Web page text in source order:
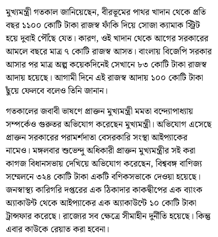
মুখ্যমন্ত্রী গতকাল জানিয়েছেন, বীরভূমের পাথর খাদান থেকে প্রতি
বছর ১১০০ কোটি টাকা রাজস্ব ফাঁকি দিয়ে সোজা ক্যামাক স্ট্রিট
হয়ে দুবাই পৌঁছে যেত। কারণ, ওই খাদান থেকে আগের সরকারের
আমলে বছরে মাত্র ৭ কোটি রাজস্ব আসত। বাংলায় বিজেপি সরকার
আসার পর মাত্র অল্প কয়েকদিনেই সেখানে ৮৩ কোটি টাকা রাজস্ব
আদায় হয়েছে। আগামী দিনে এই রাজস্ব আদায় ১০০ কোটি টাকা
ছুঁয়ে ফেলবে বলেও তিনি জানান।
গতকালের জবাবী ভাষণে প্রাক্তন মুখ্যমন্ত্রী মমতা বন্দ্যোপাধ্যায়
সম্পর্কেও গুরুতর অভিযোগ করেছেন মুখ্যমন্ত্রী। অভিযোগ এসেছে
প্রাক্তন সরকারের পরামর্শদাতা বেসরকারি সংস্থা আইপ্যাকের
নামেও। মঙ্গলবার শুভেন্দু অধিকারী প্রাক্তন মুখ্যমন্ত্রীর সই করা
কাগজ বিধানসভায় দেখিয়ে অভিযোগ করেছেন, বিশ্ববঙ্গ বাণিজ্য
সম্মেলনে ৩২৪ কোটি টাকা একটি বণিকসভাকে দেওয়া হয়েছে।
জনস্বাস্থ্য কারিগরি দপ্তরের এক ঠিকাদার কাকদ্বীপের এক ব্যাংক
অ্যাকাউন্ট থেকে আইপ্যাকের এক অ্যাকাউন্টে ১০ কোটি টাকা
ট্রান্সফার করেছে। রাজ্যের সব ক্ষেত্রে সীমাহীন দুর্নীতি হয়েছে। কিন্তু
এবার কাউকে রেয়াত করা হবেনা।